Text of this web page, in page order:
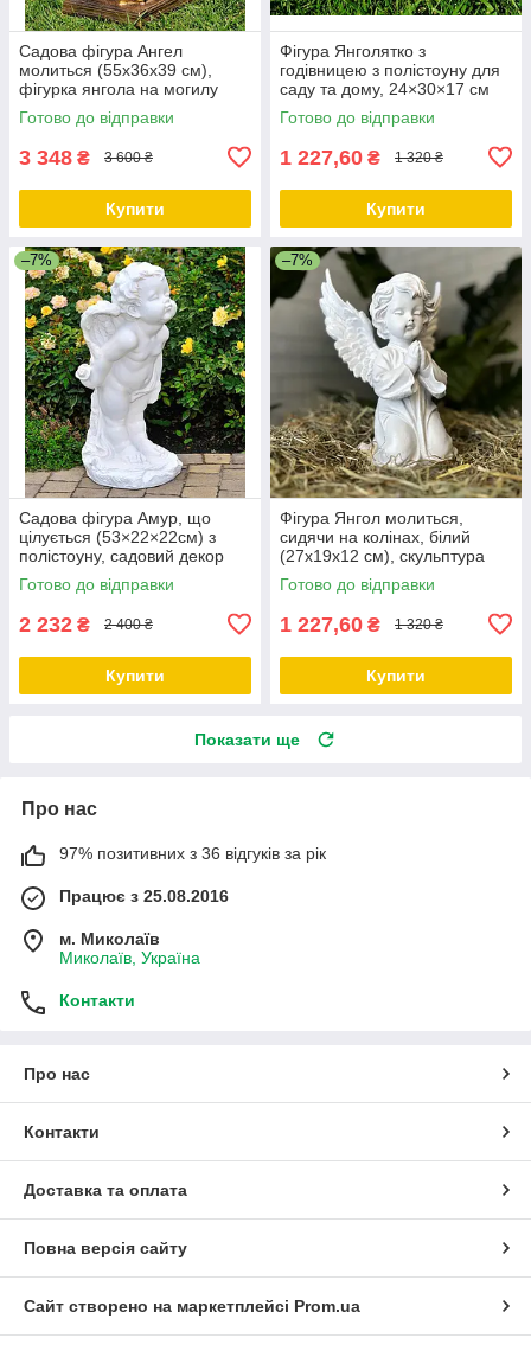
Садова фігура Ангел
молиться (55х36х39 см),
фігурка янгола на могилу
Готово до відправки
3 348 ₴ 3 600 ₴
Купити
Фігура Янголятко з
годівницею з полістоуну для
саду та дому, 24×30×17 см
Готово до відправки
1 227,60 ₴ 1 320 ₴
Купити
–7%
Садова фігура Амур, що
цілується (53×22×22см) з
полістоуну, садовий декор
для дому
Готово до відправки
2 232 ₴ 2 400 ₴
Купити
–7%
Фігура Янгол молиться,
сидячи на колінах, білий
(27х19х12 см), скульптура
ангела на могилу, фігура
янгола
Готово до відправки
1 227,60 ₴ 1 320 ₴
Купити
Показати ще
Про нас
97% позитивних з 36 відгуків за рік
Працює з 25.08.2016
м. Миколаїв
Миколаїв, Україна
Контакти
Про нас
Контакти
Доставка та оплата
Повна версія сайту
Сайт створено на маркетплейсі Prom.ua